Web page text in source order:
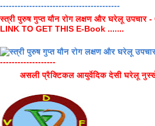
-----------------------------------------
स्त्री पुरुष गुप्त यौन रोग लक्षण और घरेलू
LINK TO GET THIS E-Book .......
-------------------
असली प्रैक्टिकल आयुर्वेदिक देसी घरेलू